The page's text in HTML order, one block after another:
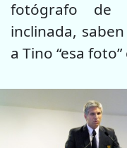
fotógrafo de
inclinada,
a Tino “esa